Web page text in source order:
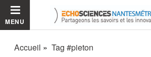
MENU
Accueil Tag #pieton